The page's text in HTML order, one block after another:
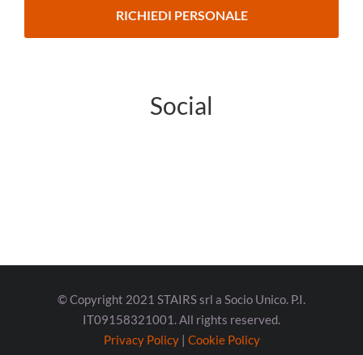
RICHIEDI PERSONALE
Social
© Copyright 2021 STAIRS srl a Socio Unico. P.I.
IT09158321001. All rights reserved.
Privacy Policy| Cookie Policy